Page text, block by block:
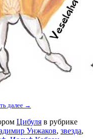
далее →
Цибуля в рубрике
Унжаков, звезда,